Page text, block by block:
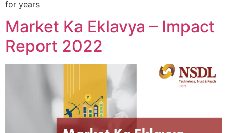
for years
Market Ka Eklavya – Impact
Report 2022